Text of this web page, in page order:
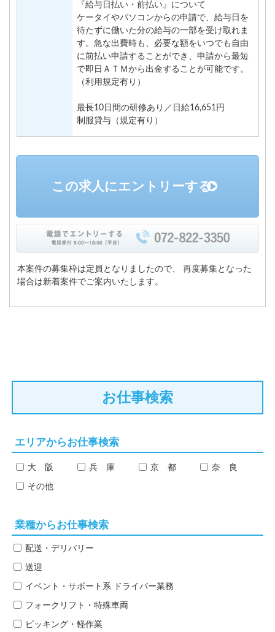
『給与日払い・前払い』について
ケータイやパソコンからの申請で、給与日を
待たずに働いた分の給与の一部を受け取れま
す。急な出費時も、必要な額をいつでも自由
に前払い申請することができ、申請から最短
で即日ＡＴＭから出金することが可能です。
（利用規定有り）
最長10日間の研修あり／日給16,651円
制服貸与（規定有り）
この求人にエントリーする
本案件の募集枠は定員となりましたので、
再度募集となった
場合は新着案件でご案内いたします。
お仕事検索
エリアからお仕事検索
大 阪 兵 庫 京 都 奈 良
その他
業種からお仕事検索
配送・デリバリー
送迎
イベント・サポート系 ドライバー業務
フォークリフト・特殊車両
ピッキング・軽作業